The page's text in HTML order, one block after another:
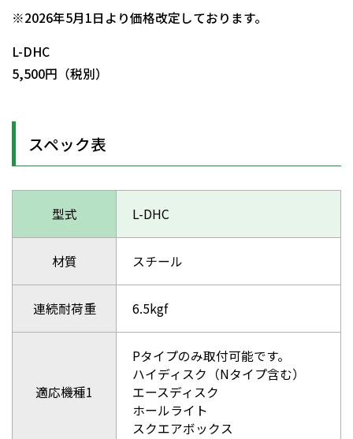
※2026年5月1日より価格改定しております。
L-DHC
5,500円（税別）
スペック表
型式 L-DHC
材質 スチール
連続耐荷重 6.5kgf
適応機種1
Pタイプのみ取付可能です。
ハイディスク（Nタイプ含む）
エースディスク
ホールライト
スクエアボックス